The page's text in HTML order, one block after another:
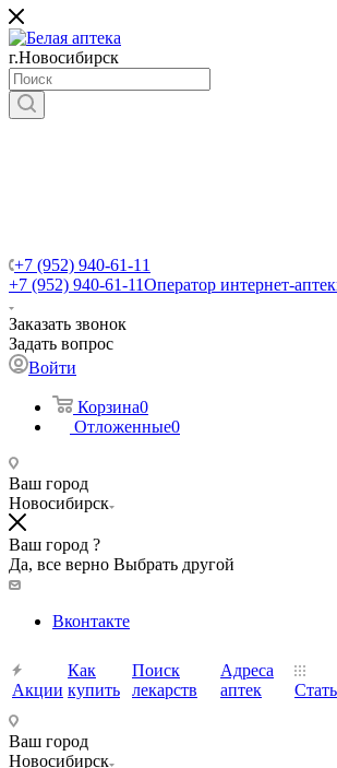
г.Новосибирск
+7 (952) 940-61-11
+7 (952) 940-61-11Оператор интернет-
Заказать звонок
Задать вопрос
Войти
Корзина0
Отложенные0
Ваш город
Новосибирск
Ваш город ?
Да, все верно Выбрать другой
Вконтакте
Акции
Как
купить
Поиск
лекарств
Адреса
аптек
Ваш город
Новосибирск